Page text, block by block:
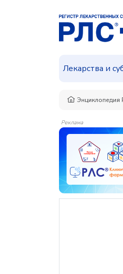
Лекарства и
Энциклопедия
Реклама